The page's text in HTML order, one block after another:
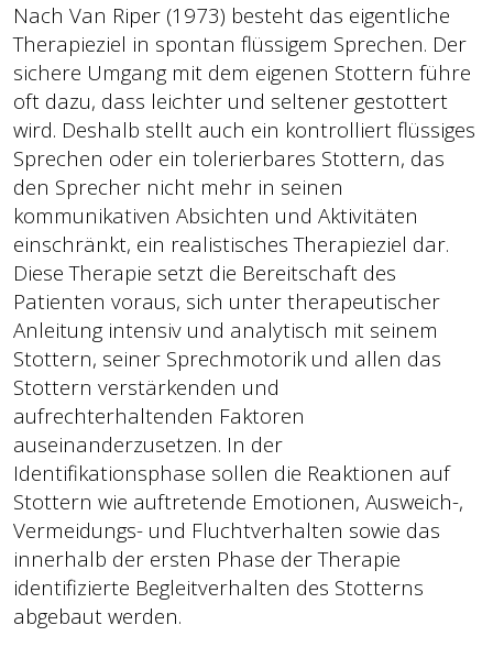
Nach Van Riper (1973) besteht das eigentliche
Therapieziel in spontan flüssigem Sprechen. Der
sichere Umgang mit dem eigenen Stottern führe
oft dazu, dass leichter und seltener gestottert
wird. Deshalb stellt auch ein kontrolliert flüssiges
Sprechen oder ein tolerierbares Stottern, das
den Sprecher nicht mehr in seinen
kommunikativen Absichten und Aktivitäten
einschränkt, ein realistisches Therapieziel dar.
Diese Therapie setzt die Bereitschaft des
Patienten voraus, sich unter therapeutischer
Anleitung intensiv und analytisch mit seinem
Stottern, seiner Sprechmotorik und allen das
Stottern verstärkenden und
aufrechterhaltenden Faktoren
auseinanderzusetzen. In der
Identifikationsphase sollen die Reaktionen auf
Stottern wie auftretende Emotionen, Ausweich-,
Vermeidungs- und Fluchtverhalten sowie das
innerhalb der ersten Phase der Therapie
identifizierte Begleitverhalten des Stotterns
abgebaut werden.